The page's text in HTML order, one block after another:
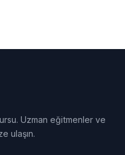
Uzman eğitmenler ve
ulaşın.